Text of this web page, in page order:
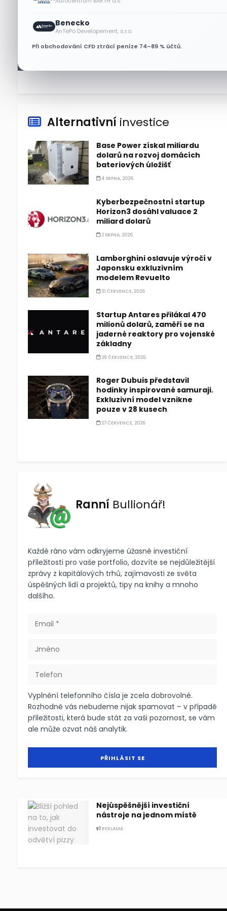
Benecko
AnTePo Developement, s.r.o.
Při obchodování CFD ztrácí peníze 74–89 % účtů.
Lisa Su zlehčuje Muskův
závazek vůči Nvidii. Akcie AMD
po výsledcích klesají
Alternativní investice
Base Power získal miliardu
dolarů na rozvoj domácích
bateriových úložišť
4 SRPNA, 2026
Kyberbezpečnostní startup
Horizon3 dosáhl valuace 2
miliard dolarů
2 SRPNA, 2026
Lamborghini oslavuje výročí v
Japonsku exkluzivním
modelem Revuelto
31 ČERVENCE, 2026
Startup Antares přilákal 470
milionů dolarů, zaměří se na
jaderné reaktory pro vojenské
základny
29 ČERVENCE, 2026
Roger Dubuis představil
hodinky inspirované samuraji.
Exkluzivní model vznikne
pouze v 28 kusech
27 ČERVENCE, 2026
Ranní Bullionář!
Každé ráno vám odkryjeme úžasné investiční
příležitosti pro vaše portfolio, dozvíte se nejdůležitější
zprávy z kapitálových trhů, zajímavosti ze světa
úspěšných lidí a projektů, tipy na knihy a mnoho
dalšího.
Vyplnění telefonního čísla je zcela dobrovolné.
Rozhodně vás nebudeme nijak spamovat – v případě
příležitosti, která bude stát za vaši pozornost, se vám
ale může ozvat náš analytik.
Nejúspěšnější investiční
nástroje na jednom místě
REKLAMA